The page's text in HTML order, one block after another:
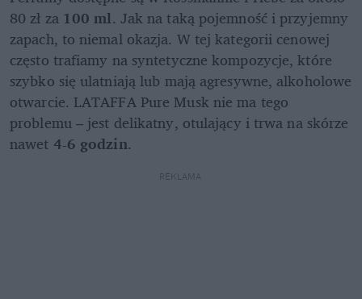
80 zł za 100 ml. Jak na taką pojemność i przyjemny
zapach, to niemal okazja. W tej kategorii cenowej
często trafiamy na syntetyczne kompozycje, które
szybko się ulatniają lub mają agresywne, alkoholowe
otwarcie. LATAFFA Pure Musk nie ma tego
problemu – jest delikatny, otulający i trwa na skórze
nawet 4-6 godzin.
REKLAMA